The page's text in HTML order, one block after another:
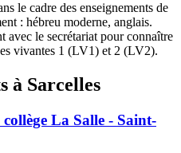
le cadre des enseignements de
: hébreu moderne, anglais.
avec le secrétariat pour connaître
vivantes 1 (LV1) et 2 (LV2).
à Sarcelles
La Salle - Saint-